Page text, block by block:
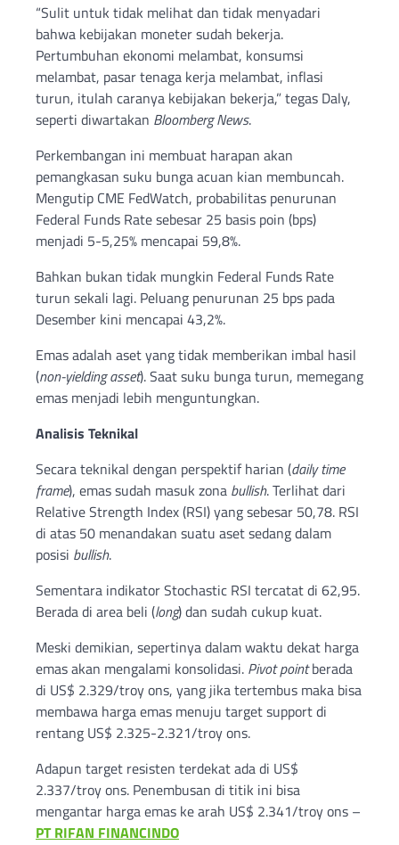
“Sulit untuk tidak melihat dan tidak menyadari
bahwa kebijakan moneter sudah bekerja.
Pertumbuhan ekonomi melambat, konsumsi
melambat, pasar tenaga kerja melambat, inflasi
turun, itulah caranya kebijakan bekerja,” tegas Daly,
seperti diwartakan Bloomberg News.
Perkembangan ini membuat harapan akan
pemangkasan suku bunga acuan kian membuncah.
Mengutip CME FedWatch, probabilitas penurunan
Federal Funds Rate sebesar 25 basis poin (bps)
menjadi 5-5,25% mencapai 59,8%.
Bahkan bukan tidak mungkin Federal Funds Rate
turun sekali lagi. Peluang penurunan 25 bps pada
Desember kini mencapai 43,2%.
Emas adalah aset yang tidak memberikan imbal hasil
(non-yielding asset). Saat suku bunga turun, memegang
emas menjadi lebih menguntungkan.
Analisis Teknikal
Secara teknikal dengan perspektif harian (daily time
frame), emas sudah masuk zona bullish. Terlihat dari
Relative Strength Index (RSI) yang sebesar 50,78. RSI
di atas 50 menandakan suatu aset sedang dalam
posisi bullish.
Sementara indikator Stochastic RSI tercatat di 62,95.
Berada di area beli (long) dan sudah cukup kuat.
Meski demikian, sepertinya dalam waktu dekat harga
emas akan mengalami konsolidasi. Pivot pointberada
di US$ 2.329/troy ons, yang jika tertembus maka bisa
membawa harga emas menuju target support di
rentang US$ 2.325-2.321/troy ons.
Adapun target resisten terdekat ada di US$
2.337/troy ons. Penembusan di titik ini bisa
mengantar harga emas ke arah US$ 2.341/troy ons –
PT RIFAN FINANCINDO